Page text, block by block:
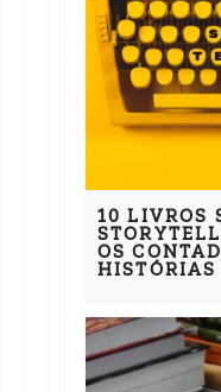
10 LIVROS
OS
HISTÓRIAS